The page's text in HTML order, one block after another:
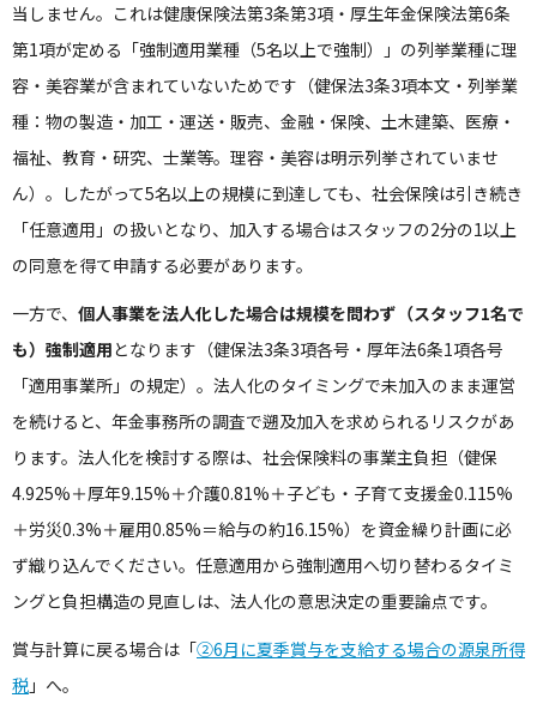
当しません。これは健康保険法第3条第3項・厚生年金保険法第6条
第1項が定める「強制適用業種（5名以上で強制）」の列挙業種に理
容・美容業が含まれていないためです（健保法3条3項本文・列挙業
種：物の製造・加工・運送・販売、金融・保険、土木建築、医療・
福祉、教育・研究、士業等。理容・美容は明示列挙されていませ
ん）。したがって5名以上の規模に到達しても、社会保険は引き続き
「任意適用」の扱いとなり、加入する場合はスタッフの2分の1以上
の同意を得て申請する必要があります。
一方で、 個人事業を法人化した場合は規模を問わず（スタッフ1名で
も）強制適用となります（健保法3条3項各号・厚年法6条1項各号
「適用事業所」の規定）。法人化のタイミングで未加入のまま運営
を続けると、年金事務所の調査で遡及加入を求められるリスクがあ
ります。法人化を検討する際は、社会保険料の事業主負担（健保
4.925%＋厚年9.15%＋介護0.81%＋子ども・子育て支援金0.115%
＋労災0.3%＋雇用0.85%＝給与の約16.15%）を資金繰り計画に必
ず織り込んでください。任意適用から強制適用へ切り替わるタイミ
ングと負担構造の見直しは、法人化の意思決定の重要論点です。
賞与計算に戻る場合は「②6月に夏季賞与を支給する場合の源泉所得
税 」へ。